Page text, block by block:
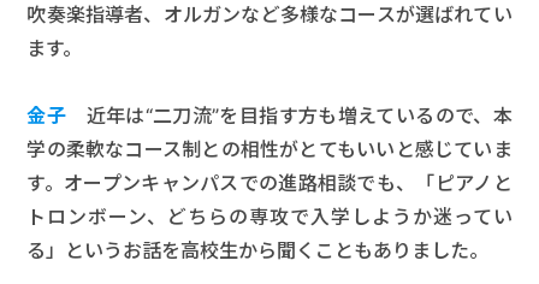
吹奏楽指導者、オルガンなど多様なコースが選ばれてい
ます。
金子 近年は“二刀流”を目指す方も増えているので、本
学の柔軟なコース制との相性がとてもいいと感じていま
す。オープンキャンパスでの進路相談でも、「ピアノと
トロンボーン、どちらの専攻で入学しようか迷ってい
る」というお話を高校生から聞くこともありました。